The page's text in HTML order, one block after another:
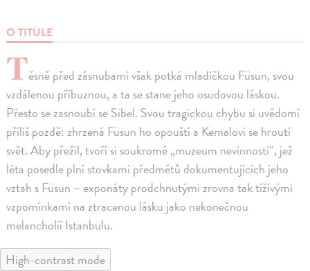
O TITULE
Těsně před zásnubami však potká mladičkou Füsun, svou
vzdálenou příbuznou, a ta se stane jeho osudovou láskou.
Přesto se zasnoubí se Sibel. Svou tragickou chybu si uvědomí
příliš pozdě: zhrzená Füsun ho opouští a Kemalovi se hroutí
svět. Aby přežil, tvoří si soukromé „muzeum nevinnosti“, jež
léta posedle plní stovkami předmětů dokumentujících jeho
vztah s Füsun – exponáty prodchnutými zrovna tak tíživými
vzpomínkami na ztracenou lásku jako nekonečnou
melancholií Istanbulu.
High-contrast mode